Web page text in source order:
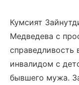
Кумсият
Медведева с
справедливость
инвалидом с
бывшего мужа.